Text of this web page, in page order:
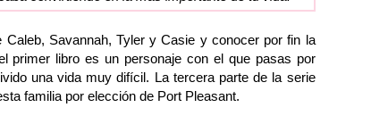
Savannah, Tyler y Casie y conocer por fin la
primer libro es un personaje con el que pasas por
una vida muy difícil. La tercera parte de la serie
familia por elección de Port Pleasant.